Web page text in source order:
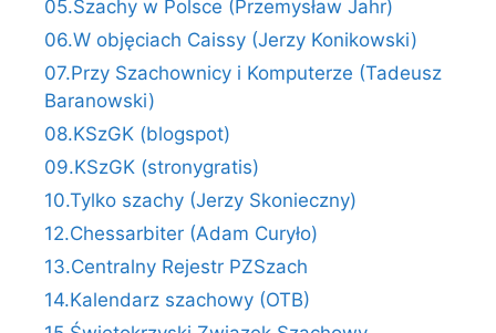
05.Szachy w Polsce (Przemysław Jahr)
06.W objęciach Caissy (Jerzy Konikowski)
07.Przy Szachownicy i Komputerze (Tadeusz
Baranowski)
08.KSzGK (blogspot)
09.KSzGK (stronygratis)
10.Tylko szachy (Jerzy Skonieczny)
12.Chessarbiter (Adam Curyło)
13.Centralny Rejestr PZSzach
14.Kalendarz szachowy (OTB)